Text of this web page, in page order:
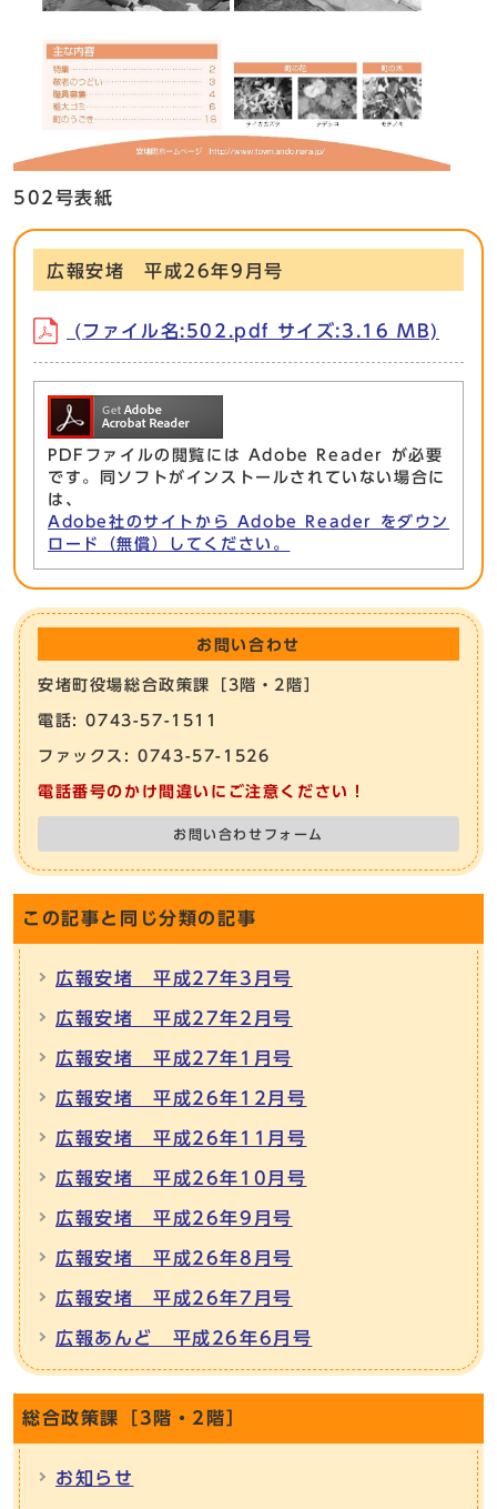
502号表紙
広報安堵 平成26年9月号
(ファイル名:502.pdf サイズ:3.16 MB)
PDFファイルの閲覧には Adobe Reader が必要
です。同ソフトがインストールされていない場合に
は、
Adobe社のサイトから Adobe Reader をダウン
ロード（無償）してください。
お問い合わせ
安堵町役場総合政策課［3階・2階］
電話: 0743-57-1511
ファックス: 0743-57-1526
電話番号のかけ間違いにご注意ください！
お問い合わせフォーム
この記事と同じ分類の記事
広報安堵 平成27年3月号
広報安堵 平成27年2月号
広報安堵 平成27年1月号
広報安堵 平成26年12月号
広報安堵 平成26年11月号
広報安堵 平成26年10月号
広報安堵 平成26年9月号
広報安堵 平成26年8月号
広報安堵 平成26年7月号
広報あんど 平成26年6月号
総合政策課［3階・2階］
お知らせ